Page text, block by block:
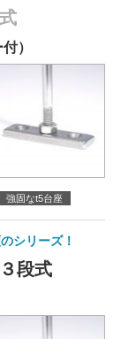
）
強固なt5台座
シリーズ！
段式